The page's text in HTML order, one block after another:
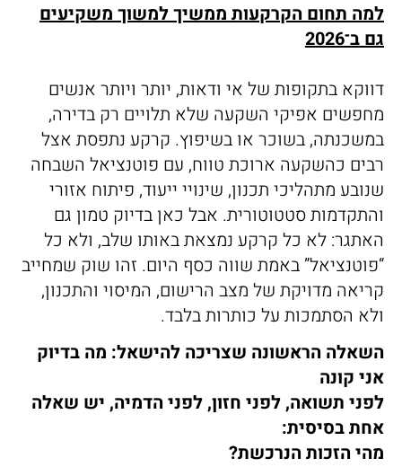
למה תחום הקרקעות ממשיך למשוך משקיעים
גם ב־2026
דווקא בתקופות של אי ודאות, יותר ויותר אנשים
מחפשים אפיקי השקעה שלא תלויים רק בדירה,
במשכנתה, בשוכר או בשיפוץ. קרקע נתפסת אצל
רבים כהשקעה ארוכת טווח, עם פוטנציאל השבחה
שנובע מתהליכי תכנון, שינויי ייעוד, פיתוח אזורי
והתקדמות סטטוטורית. אבל כאן בדיוק טמון גם
האתגר: לא כל קרקע נמצאת באותו שלב, ולא כל
“פוטנציאל” באמת שווה כסף היום. זהו שוק שמחייב
קריאה מדויקת של מצב הרישום, המיסוי והתכנון,
ולא הסתמכות על כותרות בלבד.
השאלה הראשונה שצריכה להישאל: מה בדיוק
אני קונה
לפני תשואה, לפני חזון, לפני הדמיה, יש שאלה
אחת בסיסית:
מהי הזכות הנרכשת?